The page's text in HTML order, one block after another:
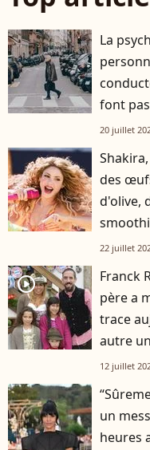
La
font
20 juillet
des
d'olive,
22 juillet
player2
Franck
père a
trace
autre
12 juillet
un
heures